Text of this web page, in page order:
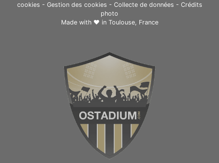
cookies - Gestion des cookies - Collecte de données - Crédits
photo
Made with ❤ in Toulouse, France